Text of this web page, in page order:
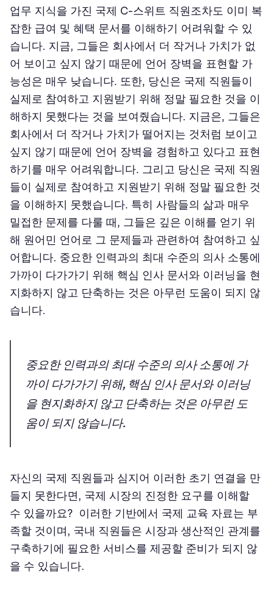
업무 지식을 가진 국제 C-스위트 직원조차도 이미 복
잡한 급여 및 혜택 문서를 이해하기 어려워할 수 있
습니다. 지금, 그들은 회사에서 더 작거나 가치가 없
어 보이고 싶지 않기 때문에 언어 장벽을 표현할 가
능성은 매우 낮습니다. 또한, 당신은 국제 직원들이
실제로 참여하고 지원받기 위해 정말 필요한 것을 이
해하지 못했다는 것을 보여줬습니다. 지금은, 그들은
회사에서 더 작거나 가치가 떨어지는 것처럼 보이고
싶지 않기 때문에 언어 장벽을 경험하고 있다고 표현
하기를 매우 어려워합니다. 그리고 당신은 국제 직원
들이 실제로 참여하고 지원받기 위해 정말 필요한 것
을 이해하지 못했습니다. 특히 사람들의 삶과 매우
밀접한 문제를 다룰 때, 그들은 깊은 이해를 얻기 위
해 원어민 언어로 그 문제들과 관련하여 참여하고 싶
어합니다. 중요한 인력과의 최대 수준의 의사 소통에
가까이 다가가기 위해 핵심 인사 문서와 이러닝을 현
지화하지 않고 단축하는 것은 아무런 도움이 되지 않
습니다.
중요한 인력과의 최대 수준의 의사 소통에 가
까이 다가가기 위해, 핵심 인사 문서와 이러닝
을 현지화하지 않고 단축하는 것은 아무런 도
움이 되지 않습니다.
자신의 국제 직원들과 심지어 이러한 초기 연결을 만
들지 못한다면, 국제 시장의 진정한 요구를 이해할
수 있을까요? 이러한 기반에서 국제 교육 자료는 부
족할 것이며, 국내 직원들은 시장과 생산적인 관계를
구축하기에 필요한 서비스를 제공할 준비가 되지 않
을 수 있습니다.